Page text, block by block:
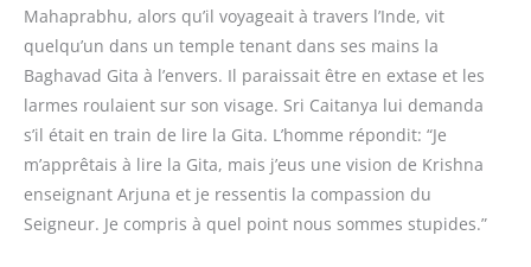
Mahaprabhu, alors qu’il voyageait à travers l’Inde, vit
quelqu’un dans un temple tenant dans ses mains la
Baghavad Gita à l’envers. Il paraissait être en extase et les
larmes roulaient sur son visage. Sri Caitanya lui demanda
s’il était en train de lire la Gita. L’homme répondit: “Je
m’apprêtais à lire la Gita, mais j’eus une vision de Krishna
enseignant Arjuna et je ressentis la compassion du
Seigneur. Je compris à quel point nous sommes stupides.”